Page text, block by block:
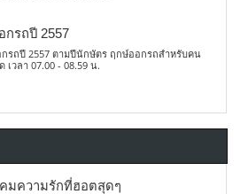
กรถปี 2557
รถปี 2557 ตามปีนักษัตร ฤกษ์ออกรถสำหรับคน
เวลา 07.00 - 08.59 น.
มความรักที่ฮอตสุดๆ